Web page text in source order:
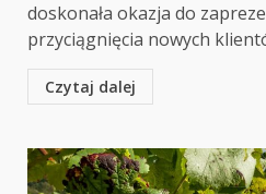
doskonała okazja do
przyciągnięcia nowych
Czytaj dalej